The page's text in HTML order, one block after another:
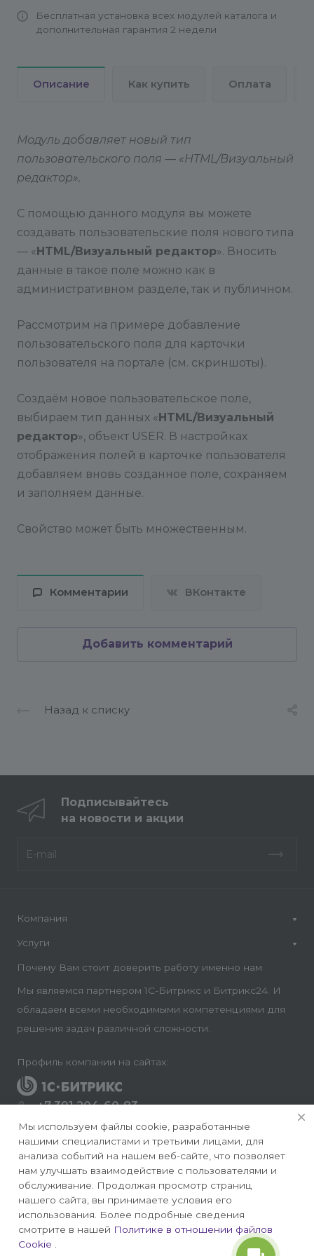
Бесплатная установка всех модулей каталога и
дополнительная гарантия 2 недели
Описание Как купить Оплата
Модуль добавляет новый тип
пользовательского поля — «HTML/Визуальный
редактор».
С помощью данного модуля вы можете
создавать пользовательские поля нового типа
— «HTML/Визуальный редактор». Вносить
данные в такое поле можно как в
административном разделе, так и публичном.
Рассмотрим на примере добавление
пользовательского поля для карточки
пользователя на портале (см. скриншоты).
Создаём новое пользовательское поле,
выбираем тип данных «HTML/Визуальный
редактор», объект USER. В настройках
отображения полей в карточке пользователя
добавляем вновь созданное поле, сохраняем
и заполняем данные.
Свойство может быть множественным.
Комментарии ВКонтакте
Добавить комментарий
Назад к списку
Подписывайтесь
на новости и акции
Компания
Услуги
Почему Вам стоит доверить работу именно нам
Мы являемся партнером 1С-Битрикс и Битрикс24. И
обладаем всеми необходимыми компетенциями для
решения задач различной сложности.
Профиль компании на сайтах:
+7 391 204-60-83
Заказать звонок
info@conversite.ru
г. Красноярск, ул. Ладо Кецховели 22а, офис 8-28/1
Мы используем файлы cookie, разработанные
нашими специалистами и третьими лицами, для
анализа событий на нашем веб-сайте, что позволяет
нам улучшать взаимодействие с пользователями и
обслуживание. Продолжая просмотр страниц
нашего сайта, вы принимаете условия его
использования. Более подробные сведения
смотрите в нашей Политике в отношении файлов
Cookie